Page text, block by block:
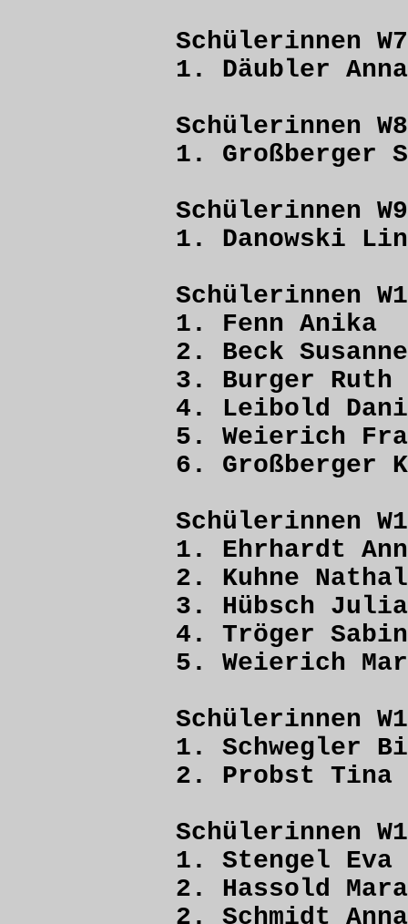
Schülerinnen
1. Däubler
Schülerinnen
1. Großberger
Schülerinnen
1. Danowski
Schülerinnen
1. Fenn
2. Beck
3. Burger
4. Leibold
5. Weierich
6. Großberger
Schülerinnen
1. Ehrhardt
2. Kuhne
3. Hübsch
4. Tröger
5. Weierich
Schülerinnen
1. Schwegler
2. Probst
Schülerinnen
1. Stengel
2. Hassold
2. Schmidt